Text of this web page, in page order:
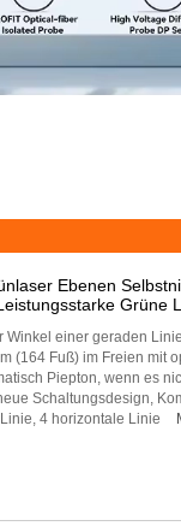
Ebenen
Grüne
Winkel einer geraden Linie
(164 Fuß) im Freien mit
Piepton, wenn es
Schaltungsdesign,
4 horizontale Linie